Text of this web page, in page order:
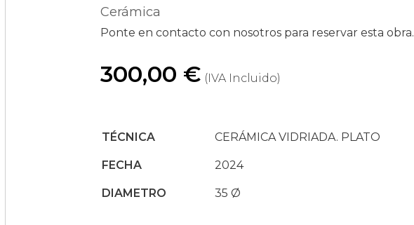
Cerámica
Ponte en contacto con nosotros para reservar esta obra.
300,00 € (IVA Incluido)
TÉCNICA CERÁMICA VIDRIADA. PLATO
FECHA 2024
DIAMETRO 35 Ø